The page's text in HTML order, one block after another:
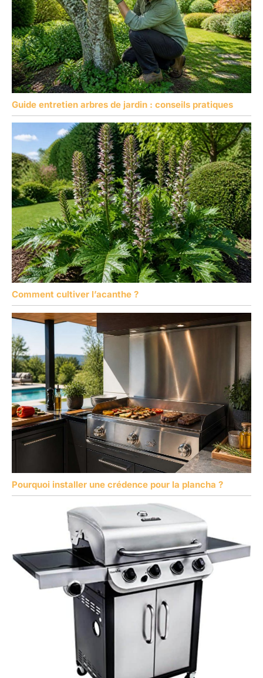
Guide entretien arbres de jardin : conseils pratiques
Comment cultiver l’acanthe ?
Pourquoi installer une crédence pour la plancha ?